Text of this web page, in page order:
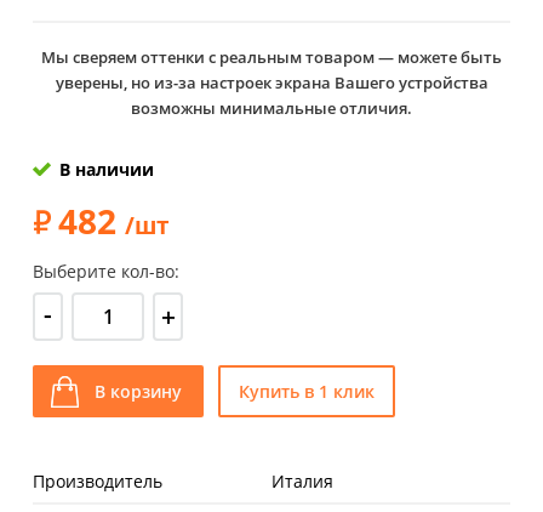
Мы сверяем оттенки с реальным товаром — можете быть
уверены, но из-за настроек экрана Вашего устройства
возможны минимальные отличия.
В наличии
482 /шт
Выберите кол-во:
- +
В корзину Купить в 1 клик
Производитель
Италия